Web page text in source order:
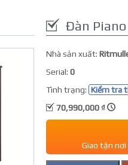
Đàn
Nhà sản xuất:
Serial:0
Tình trạng: Kiểm tra
70,990,000 ₫
Giao tận